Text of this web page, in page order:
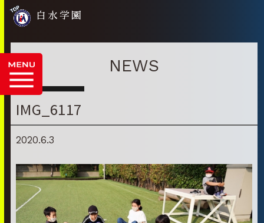
白水学園
NEWS
IMG_6117
2020.6.3